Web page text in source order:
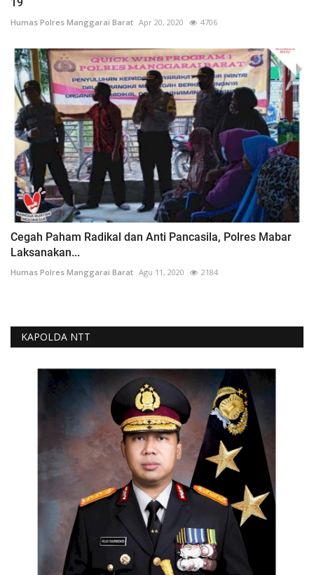
Humas Polres Manggarai Barat Apr 20, 2020 4706
Cegah Paham Radikal dan Anti Pancasila, Polres Mabar
Laksanakan...
Humas Polres Manggarai Barat Agu 11, 2020 2184
KAPOLDA NTT